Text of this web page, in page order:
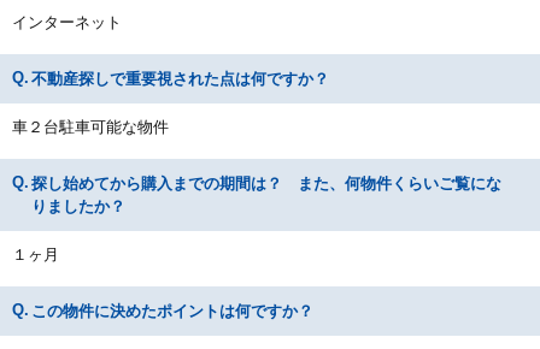
インターネット
不動産探しで重要視された点は何ですか？
車２台駐車可能な物件
探し始めてから購入までの期間は？ また、何物件くらいご覧にな
りましたか？
１ヶ月
この物件に決めたポイントは何ですか？